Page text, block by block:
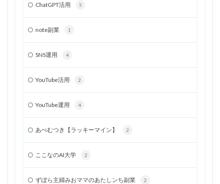
ChatGPT活用 5
note副業 1
SNS運用 4
YouTube活用 2
YouTube運用 4
あべむつき【ラッキーマイン】 2
ここなのAI大学 2
ずぼら主婦みおママのあたしンち副業 2